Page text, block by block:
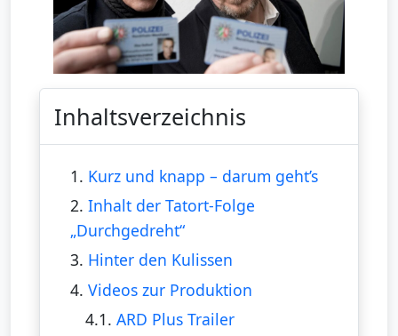
Inhaltsverzeichnis
1. Kurz und knapp – darum geht’s
2. Inhalt der Tatort-Folge
„Durchgedreht“
3. Hinter den Kulissen
4. Videos zur Produktion
4.1.ARD Plus Trailer